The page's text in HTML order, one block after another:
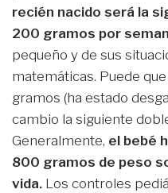
recién nacido será la
200 gramos por
pequeño y de sus
matemáticas. Puede
gramos (ha estado
cambio la siguiente
Generalmente, el bebé
800 gramos de peso
vida. Los controles